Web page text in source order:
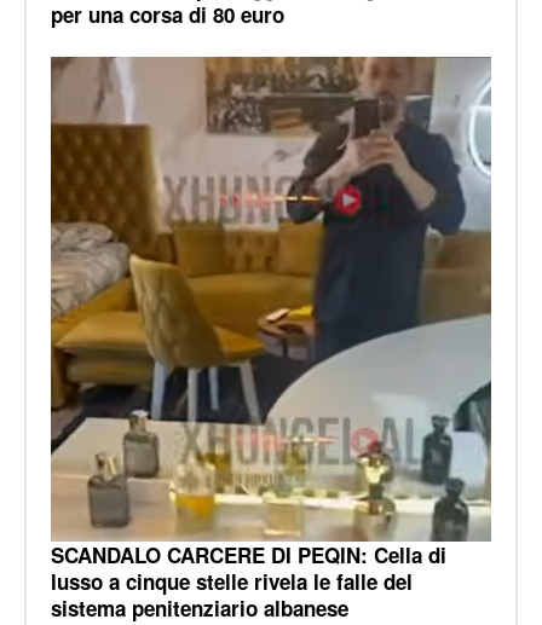
per una corsa di 80 euro
SCANDALO CARCERE DI PEQIN: Cella di
lusso a cinque stelle rivela le falle del
sistema penitenziario albanese